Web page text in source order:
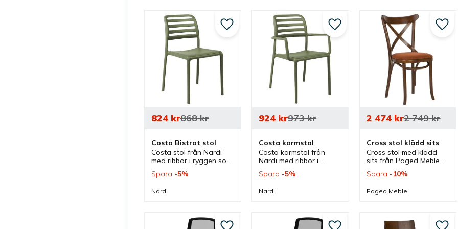
Costa Bistrot stol
Costa stol från Nardi
med ribbor i ryggen som
En stol som är
lika bra inomhus som
824kr868kr
Spara 5%
Nardi
Lägg till i favoriter
Costa karmstol
Costa karmstol från
Nardi med ribbor i
flera färger. En karmstol
passar lika bra inomhus
924 kr973kr
Spara 5%
Nardi
Lägg till i favoriter
Cross stol klädd sits
Cross stol med klädd
sits från Paged Meble
design. En stol som
cafestol, restaurangstol
2 474kr2 749kr
Spara 10%
Paged Meble